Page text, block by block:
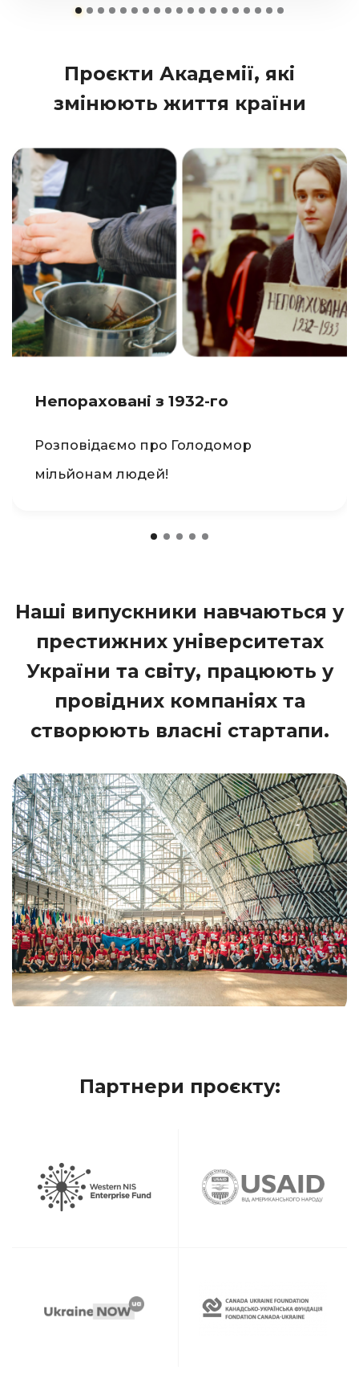
Проєкти Академії, які
змінюють життя країни
Непораховані з 1932-го
Розповідаємо про Голодомор
мільйонам людей!
Наші випускники навчаються у
престижних університетах
України та світу, працюють у
провідних компаніях та
створюють власні стартапи.
Партнери проєкту: